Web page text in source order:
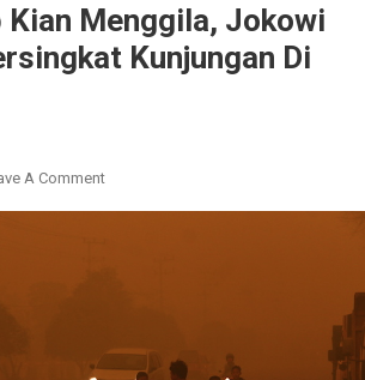
Kian Menggila, Jokowi
Kunjungan Di
A CommentOn
Persingkat